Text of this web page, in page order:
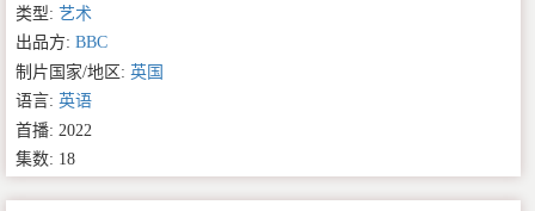
类型: 艺术
出品方: BBC
制片国家/地区: 英国
语言: 英语
首播: 2022
集数: 18